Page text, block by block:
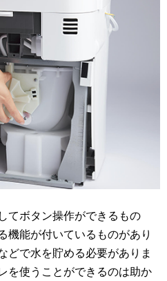
てボタン操作ができるもの
機能が付いているものがあり
どで水を貯める必要がありま
を使うことができるのは助か